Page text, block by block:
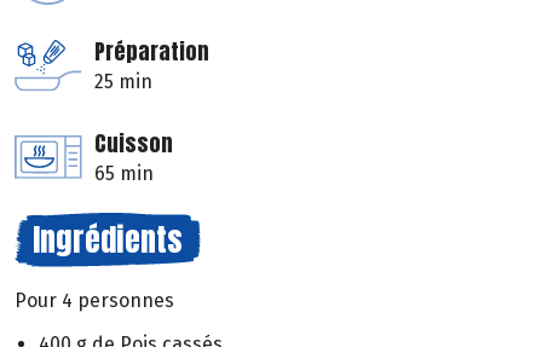
Préparation
25 min
Cuisson
65 min
Ingrédients
Pour 4 personnes